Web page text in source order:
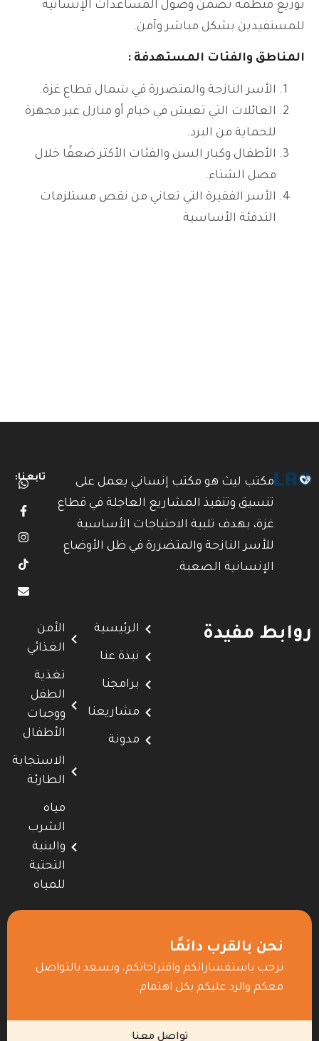
توزيع منظمة تضمن وصول المساعدات الإنسانية
للمستفيدين بشكل مباشر وآمن.
المناطق والفئات المستهدفة :
الأسر النازحة والمتضررة في شمال قطاع غزة.
العائلات التي تعيش في خيام أو منازل غير مجهزة
للحماية من البرد.
الأطفال وكبار السن والفئات الأكثر ضعفًا خلال
فصل الشتاء.
الأسر الفقيرة التي تعاني من نقص مستلزمات
التدفئة الأساسية
مكتب ليث هو مكتب إنساني يعمل على
تنسيق وتنفيذ المشاريع العاجلة في قطاع
غزة، بهدف تلبية الاحتياجات الأساسية
للأسر النازحة والمتضررة في ظل الأوضاع
الإنسانية الصعبة.
تابعنا:
روابط مفيدة الرئيسية
نبذة عنا
برامجنا
مشاريعنا
مدونة
الأمن
الغذائي
تغذية
الطفل
ووجبات
الأطفال
الاستجابة
الطارئة
مياه
الشرب
والبنية
التحتية
للمياه
نحن بالقرب دائمًا
نرحب باستفساراتكم واقتراحاتكم، ونسعد بالتواصل
معكم والرد عليكم بكل اهتمام.
تواصل معنا